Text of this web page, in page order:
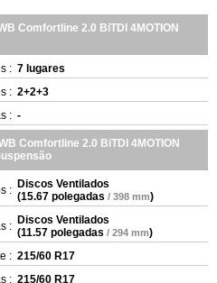
Comfortline 2.0 BiTDI 4MOTION
: 7 lugares
: 2+2+3
: -
Comfortline 2.0 BiTDI 4MOTION
: Discos Ventilados
(15.67 polegadas / 398 mm)
: Discos Ventilados
(11.57 polegadas / 294 mm)
: 215/60 R17
: 215/60 R17